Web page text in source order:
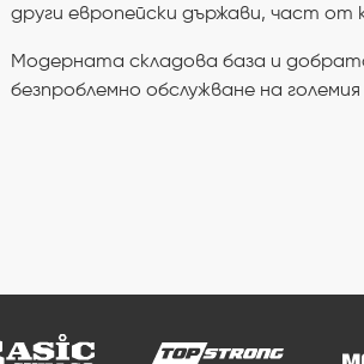
други европейски държави, част от
Модерната складова база и
безпроблемно обслужване на